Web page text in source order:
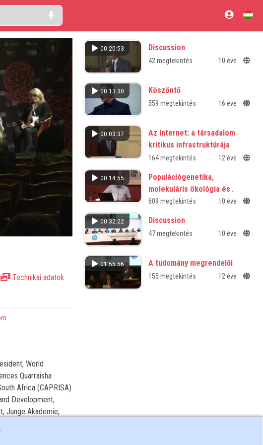
Technikai adatok
World
Quarraisha
Africa (CAPRISA)
Development,
Junge Akademie,
Photo:
00:20:53 Discussion
42 megtekintés 10 éve
00:13:30 Köszöntő
559 megtekintés 16 éve
00:03:37
Az Internet: a társadalom
kritikus infrastruktúrája
164 megtekintés 12 éve
00:14:55
Populációgenetika,
molekuláris ökológia és
evolúció modern
integrálása a közoktatásba
609 megtekintés 10 éve
00:32:22 Discussion
47 megtekintés 10 éve
01:55:56 A tudomány megrendelői
155 megtekintés 12 éve